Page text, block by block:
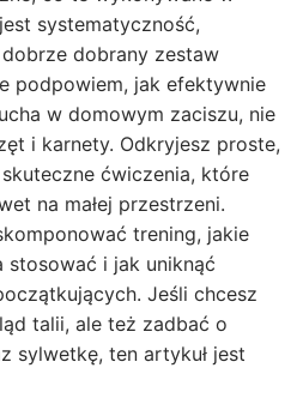
systematyczność,
dobrany zestaw
podpowiem, jak efektywnie
w domowym zaciszu, nie
i karnety. Odkryjesz proste,
ćwiczenia, które
na małej przestrzeni.
trening, jakie
stosować i jak uniknąć
Jeśli chcesz
talii, ale też zadbać o
sylwetkę, ten artykuł jest